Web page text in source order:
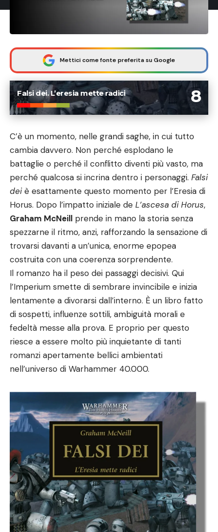
Mettici come fonte preferita su Google
8
Falsi dei. L’eresia mette radici
C’è un momento, nelle grandi saghe, in cui tutto
cambia davvero. Non perché esplodano le
battaglie o perché il conflitto diventi più vasto, ma
perché qualcosa si incrina dentro i personaggi. Falsi
deiè esattamente questo momento per l’Eresia di
Horus. Dopo l’impatto iniziale de L’ascesa di Horus,
Graham McNeill prende in mano la storia senza
spezzarne il ritmo, anzi, rafforzando la sensazione di
trovarsi davanti a un’unica, enorme epopea
costruita con una coerenza sorprendente.
Il romanzo ha il peso dei passaggi decisivi. Qui
l’Imperium smette di sembrare invincibile e inizia
lentamente a divorarsi dall’interno. È un libro fatto
di sospetti, influenze sottili, ambiguità morali e
fedeltà messe alla prova. E proprio per questo
riesce a essere molto più inquietante di tanti
romanzi apertamente bellici ambientati
nell’universo di Warhammer 40.000.